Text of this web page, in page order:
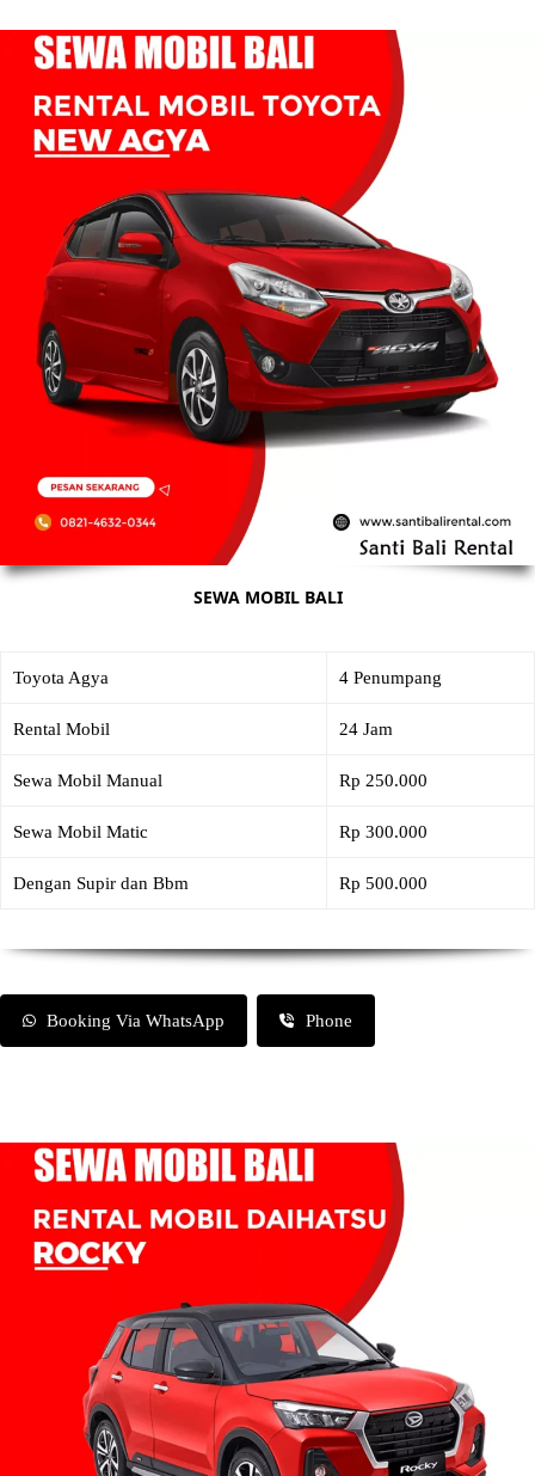
SEWA MOBIL BALI
Toyota Agya 4 Penumpang
Rental Mobil 24 Jam
Sewa Mobil Manual Rp 250.000
Sewa Mobil Matic Rp 300.000
Dengan Supir dan Bbm Rp 500.000
Booking Via WhatsApp Phone